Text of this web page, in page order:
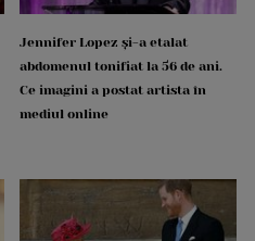
Jennifer Lopez și-a etalat
abdomenul tonifiat la 56 de ani.
Ce imagini a postat artista în
mediul online